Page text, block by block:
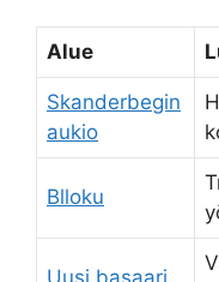
Alue
Skanderbegin
aukio
Blloku